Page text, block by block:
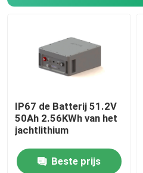
IP67 de Batterij 51.2V
50Ah 2.56KWh van het
jachtlithium
Beste prijs